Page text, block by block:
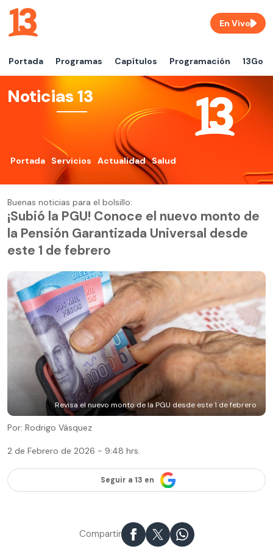
Portada Programas Capítulos Programación 13Go
En Vivo
Noticias 13
Portada Servicios Actualidad Salud
Buenas noticias para el bolsillo:
¡Subió la PGU! Conoce el nuevo monto de
la Pensión Garantizada Universal desde
este 1 de febrero
Revisa el nuevo monto de la PGU desde este 1 de febrero
Por: Rodrigo Vásquez
2 de Febrero de 2026 - 9:48 hrs.
Seguir a 13 en
Compartir